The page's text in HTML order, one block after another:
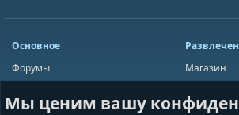
Основное
Форумы
Мини-чат
Ресурсы
Магазин
Лотереи
Мы ценим вашу